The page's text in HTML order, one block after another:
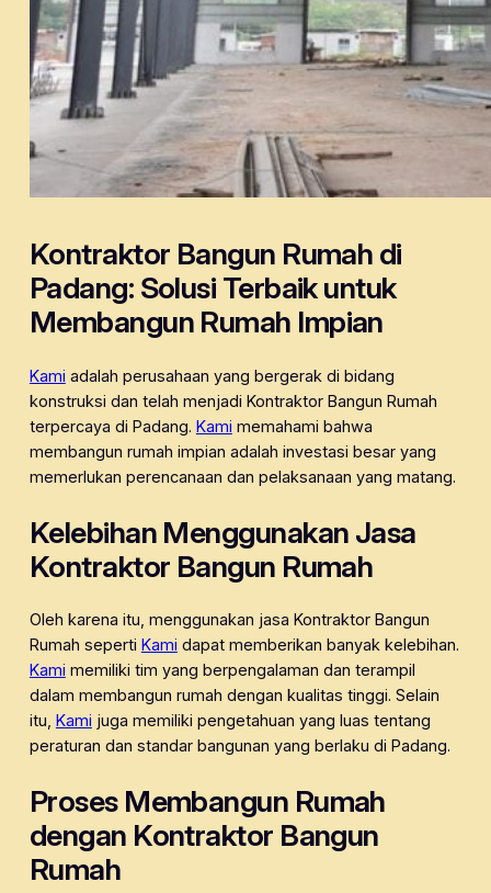
Kontraktor Bangun Rumah di
Padang: Solusi Terbaik untuk
Membangun Rumah Impian
Kami adalah perusahaan yang bergerak di bidang
konstruksi dan telah menjadi Kontraktor Bangun Rumah
terpercaya di Padang. Kami memahami bahwa
membangun rumah impian adalah investasi besar yang
memerlukan perencanaan dan pelaksanaan yang matang.
Kelebihan Menggunakan Jasa
Kontraktor Bangun Rumah
Oleh karena itu, menggunakan jasa Kontraktor Bangun
Rumah seperti Kami dapat memberikan banyak kelebihan.
Kami memiliki tim yang berpengalaman dan terampil
dalam membangun rumah dengan kualitas tinggi. Selain
itu, Kami juga memiliki pengetahuan yang luas tentang
peraturan dan standar bangunan yang berlaku di Padang.
Proses Membangun Rumah
dengan Kontraktor Bangun
Rumah